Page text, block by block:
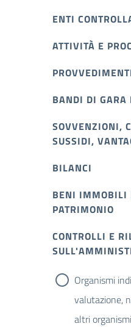
ENTI
ATTIVITÀ E
BANDI DI GARA
SOVVENZIONI,
SUSSIDI,
BILANCI
BENI IMMOBILI
PATRIMONIO
CONTROLLI E
Organismi
valutazione,
altri